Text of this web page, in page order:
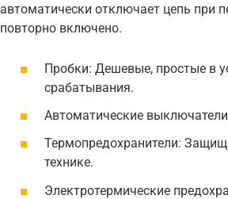
автоматически отключает цепь при
повторно включено.
Пробки: Дешевые, простые в
срабатывания.
Автоматические
Термопредохранители:
технике.
Электротермические